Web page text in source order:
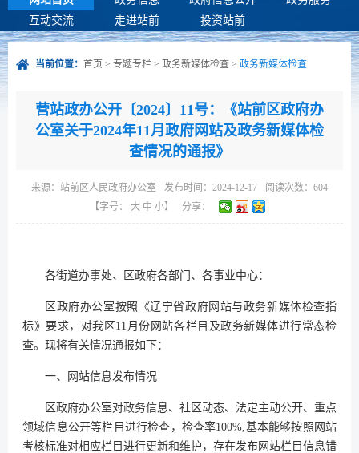
互动交流
走进站前 投资站前
当前位置： 首页 > 专题专栏 > 政务新媒体检查 > 政务新媒体检查
营站政办公开〔2024〕11号：《站前区政府办
公室关于2024年11月政府网站及政务新媒体检
查情况的通报》
来源： 站前区人民政府办公室 发布时间：2024-12-17 阅读次数： 604
【字号： 大 中 小】 分享：
各街道办事处、区政府各部门、各事业中心：
区政府办公室按照《辽宁省政府网站与政务新媒体检查指
标》要求，对我区11月份网站各栏目及政务新媒体进行常态检
查。现将有关情况通报如下：
一、网站信息发布情况
区政府办公室对政务信息、社区动态、法定主动公开、重点
领域信息公开等栏目进行检查，检查率100%,基本能够按照网站
考核标准对相应栏目进行更新和维护，存在发布网站栏目信息错